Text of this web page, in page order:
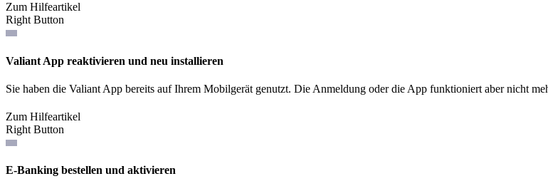
Zum Hilfeartikel
Right Button
Valiant App reaktivieren und neu installieren
Sie haben die Valiant App bereits auf Ihrem Mobilgerät genutzt. Die Anmeldung oder die App funktioniert aber nicht
Zum Hilfeartikel
Right Button
E-Banking bestellen und aktivieren